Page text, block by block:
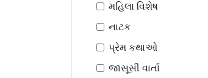
મહિલા વિશેષ
નાટક
પ્રેમ કથાઓ
જાસૂસી વાર્તા